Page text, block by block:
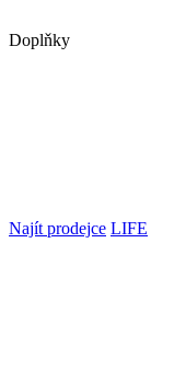
Doplňky
Najít prodejce LIFE